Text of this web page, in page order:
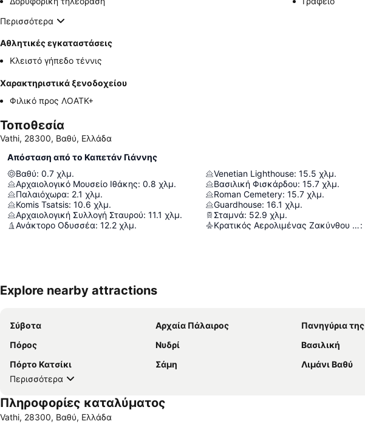
Περισσότερα
Αθλητικές εγκαταστάσεις
Κλειστό γήπεδο τέννις
Χαρακτηριστικά ξενοδοχείου
Φιλικό προς ΛΟΑΤΚ+
Τοποθεσία
Vathi, 28300, Βαθύ, Ελλάδα
Απόσταση από το Καπετάν Γιάννης
Βαθύ: 0.7 χλμ.
Αρχαιολογικό Μουσείο Ιθάκης: 0.8 χλμ.
Παλαιόχωρα: 2.1 χλμ.
Komis Tsatsis: 10.6 χλμ.
Αρχαιολογική Συλλογή Σταυρού: 11.1 χλμ.
Ανάκτορο Οδυσσέα: 12.2 χλμ.
Venetian Lighthouse: 15.5 χλμ.
Βασιλική Φισκάρδου: 15.7 χλμ.
Roman Cemetery: 15.7 χλμ.
Guardhouse: 16.1 χλμ.
Σταμνά: 52.9 χλμ.
Κρατικός Αερολιμένας Ζακύνθου «Διονύσιος Σολωμός»:
Explore nearby attractions
Σύβοτα Αρχαία Πάλαιρος Πανηγύρια
Πόρος
Νυδρί Βασιλική
Πόρτο Κατσίκι
Σάμη Λιμάνι Βαθύ
Περισσότερα
Πληροφορίες καταλύματος
Vathi, 28300, Βαθύ, Ελλάδα